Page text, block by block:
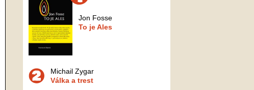
Jon Fosse
To je Ales
Michail Zygar
Válka a trest